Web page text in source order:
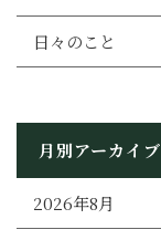
日々のこと
月別アーカイブ
2026年8月